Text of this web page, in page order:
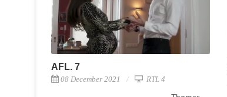
AFL. 7
08 December 2021 RTL 4